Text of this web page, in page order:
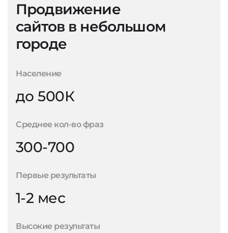
Продвижение
сайтов в небольшом
городе
Население
до 500К
Среднее кол-во фраз
300-700
Первые результаты
1-2 мес
Высокие результаты